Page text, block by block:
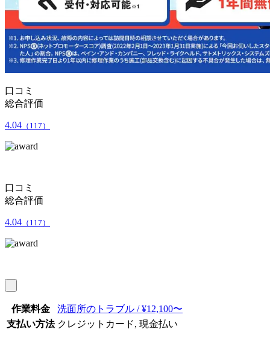
口コミ
総合評価
4.04 （117）
口コミ
総合評価
4.04 （117）
作業料金
洗面所のトラブル / ¥12,100〜
支払い方法 クレジットカード, 現金払い